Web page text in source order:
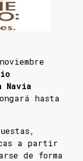
Navia
hasta
a partir
de forma